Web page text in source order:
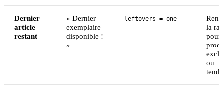
Dernier
article
restant
« Dernier
exemplaire
disponible !
»
leftovers = one
la
pour
ou